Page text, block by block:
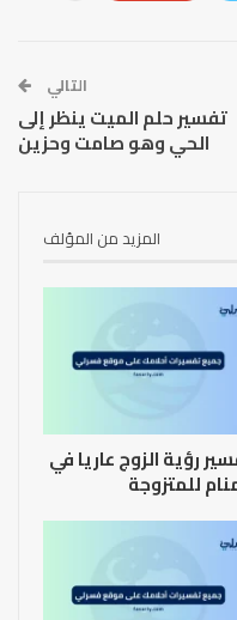
التالي
تفسير حلم الميت ينظر إلى
الحي وهو صامت وحزين
المزيد من المؤلف
رؤية الزوج عاريا في
للمتزوجة